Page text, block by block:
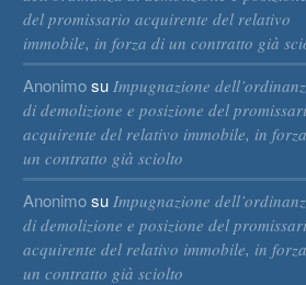
del promissario acquirente del relativo
immobile, in forza di un contratto già
Anonimosu Impugnazione
di demolizione e posizione del
acquirente del relativo immobile, in
un contratto già sciolto
Anonimosu Impugnazione
di demolizione e posizione del
acquirente del relativo immobile, in
un contratto già sciolto